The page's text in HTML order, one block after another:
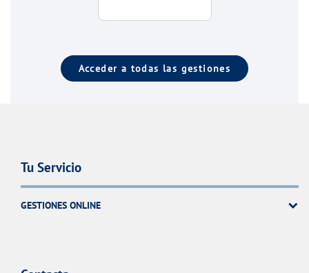
Acceder a todas las gestiones
Tu Servicio
GESTIONES ONLINE